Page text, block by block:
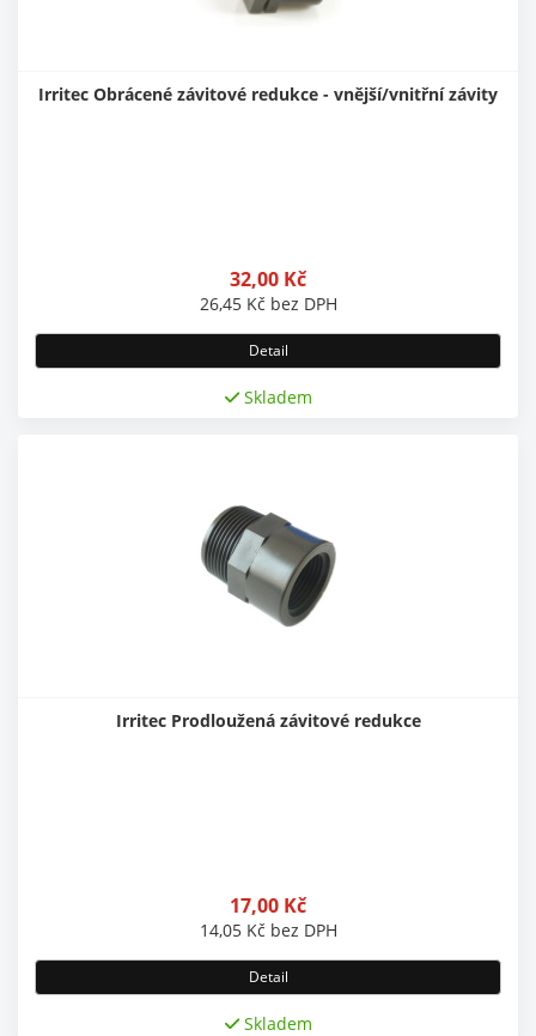
Irritec Obrácené závitové redukce - vnější/vnitřní závity
32,00 Kč
26,45 Kč bez DPH
Detail
Skladem
Irritec Prodloužená závitové redukce
17,00 Kč
14,05 Kč bez DPH
Detail
Skladem